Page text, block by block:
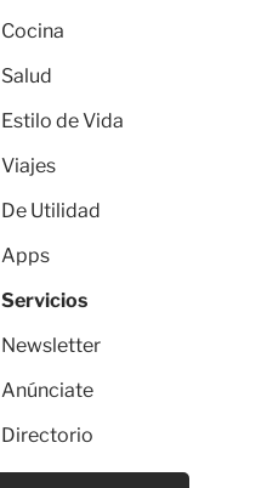
Cocina
Salud
Estilo de Vida
Viajes
De Utilidad
Apps
Servicios
Newsletter
Anúnciate
Directorio
Suscripciones